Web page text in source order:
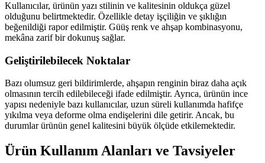
Kullanıcılar, ürünün yazı stilinin ve kalitesinin oldukça güzel
olduğunu belirtmektedir. Özellikle detay işçiliğin ve şıklığın
beğenildiği rapor edilmiştir. Güüş renk ve ahşap kombinasyonu,
mekâna zarif bir dokunuş sağlar.
Geliştirilebilecek Noktalar
Bazı olumsuz geri bildirimlerde, ahşapın renginin biraz daha açık
olmasının tercih edilebileceği ifade edilmiştir. Ayrıca, ürünün ince
yapısı nedeniyle bazı kullanıcılar, uzun süreli kullanımda hafifçe
yıkılma veya deforme olma endişelerini dile getirir. Ancak, bu
durumlar ürünün genel kalitesini büyük ölçüde etkilemektedir.
Ürün Kullanım Alanları ve Tavsiyeler